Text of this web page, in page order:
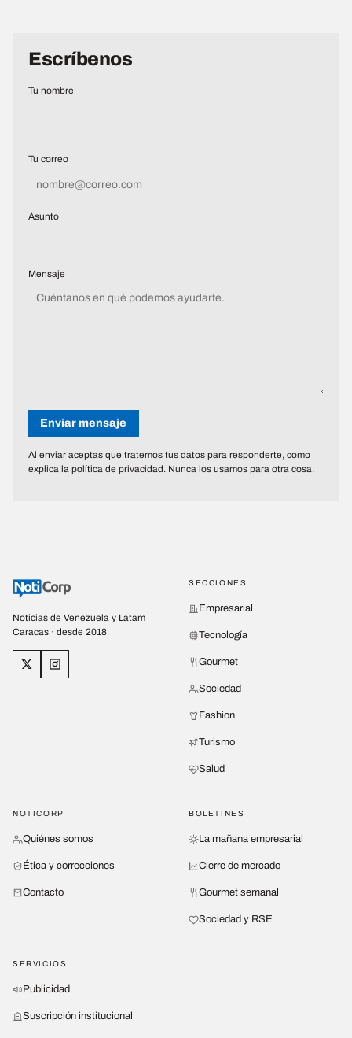
Escríbenos
Tu nombre
Tu correo
Asunto
Mensaje
Enviar mensaje
Al enviar aceptas que tratemos tus datos para responderte, como
explica la política de privacidad. Nunca los usamos para otra cosa.
Noticias de Venezuela y Latam
Caracas · desde 2018
SECCIONES
Empresarial
Tecnología
Gourmet
Sociedad
Fashion
Turismo
Salud
NOTICORP
Quiénes somos
Ética y correcciones
Contacto
BOLETINES
La mañana empresarial
Cierre de mercado
Gourmet semanal
Sociedad y RSE
SERVICIOS
Publicidad
Suscripción institucional